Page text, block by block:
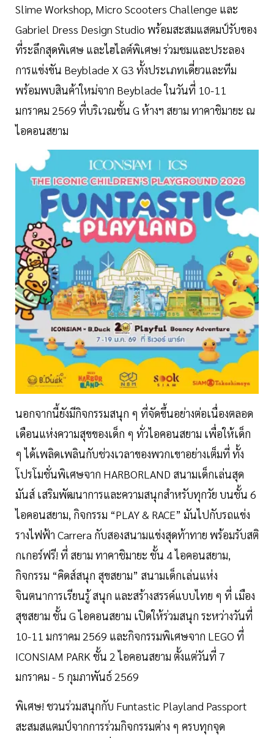
Slime Workshop, Micro Scooters Challenge และ
Gabriel Dress Design Studio พร้อมสะสมแสตมป์รับของ
ที่ระลึกสุดพิเศษ และไฮไลต์พิเศษ! ร่วมชมและประลอง
การแข่งขัน Beyblade X G3 ทั้งประเภทเดี่ยวและทีม
พร้อมพบสินค้าใหม่จาก Beyblade ในวันที่ 10-11
มกราคม 2569 ที่บริเวณชั้น G ห้างฯ สยาม ทาคาชิมายะ ณ
ไอคอนสยาม
นอกจากนี้ยังมีกิจกรรมสนุก ๆ ที่จัดขึ้นอย่างต่อเนื่องตลอด
เดือนแห่งความสุขของเด็ก ๆ ทั่วไอคอนสยาม เพื่อให้เด็ก
ๆ ได้เพลิดเพลินกับช่วงเวลาของพวกเขาอย่างเต็มที่ ทั้ง
โปรโมชั่นพิเศษจาก HARBORLAND สนามเด็กเล่นสุด
มันส์ เสริมพัฒนาการและความสนุกสำหรับทุกวัย บนชั้น 6
ไอคอนสยาม, กิจกรรม “PLAY & RACE” มันไปกับรถแข่ง
รางไฟฟ้า Carrera กับสองสนามแข่งสุดท้าทาย พร้อมรับสติ
กเกอร์ฟรี! ที่ สยาม ทาคาชิมายะ ชั้น 4 ไอคอนสยาม,
กิจกรรม “คิดส์สนุก สุขสยาม” สนามเด็กเล่นแห่ง
จินตนาการเรียนรู้ สนุก และสร้างสรรค์แบบไทย ๆ ที่ เมือง
สุขสยาม ชั้น G ไอคอนสยาม เปิดให้ร่วมสนุก ระหว่างวันที่
10-11 มกราคม 2569 และกิจกรรมพิเศษจาก LEGO ที่
ICONSIAM PARK ชั้น 2 ไอคอนสยาม ตั้งแต่วันที่ 7
มกราคม - 5 กุมภาพันธ์ 2569
พิเศษ! ชวนร่วมสนุกกับ Funtastic Playland Passport
สะสมสแตมป์จากการร่วมกิจกรรมต่าง ๆ ครบทุกจุด